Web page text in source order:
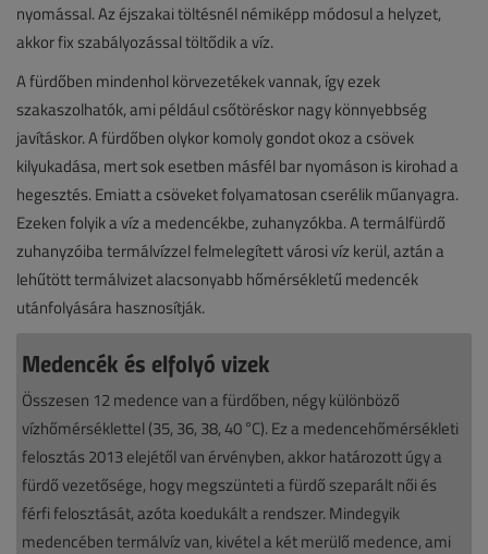
nyomással. Az éjszakai töltésnél némiképp módosul a helyzet,
akkor fix szabályozással töltődik a víz.
A fürdőben mindenhol körvezetékek vannak, így ezek
szakaszolhatók, ami például csőtöréskor nagy könnyebbség
javításkor. A fürdőben olykor komoly gondot okoz a csövek
kilyukadása, mert sok esetben másfél bar nyomáson is kirohad a
hegesztés. Emiatt a csöveket folyamatosan cserélik műanyagra.
Ezeken folyik a víz a medencékbe, zuhanyzókba. A termálfürdő
zuhanyzóiba termálvízzel felmelegített városi víz kerül, aztán a
lehűtött termálvizet alacsonyabb hőmérsékletű medencék
utánfolyására hasznosítják.
Medencék és elfolyó vizek
Összesen 12 medence van a fürdőben, négy különböző
vízhőmérséklettel (35, 36, 38, 40 °C). Ez a medencehőmérsékleti
felosztás 2013 elejétől van érvényben, akkor határozott úgy a
fürdő vezetősége, hogy megszünteti a fürdő szeparált női és
férfi felosztását, azóta koedukált a rendszer. Mindegyik
medencében termálvíz van, kivétel a két merülő medence, ami